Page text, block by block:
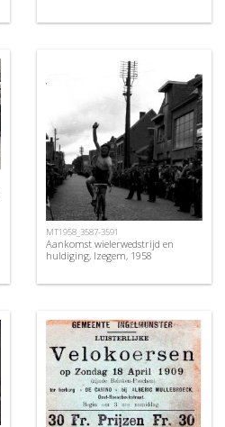
MT1958_3587-3591
Aankomst wielerwedstrijd en
huldiging, Izegem, 1958